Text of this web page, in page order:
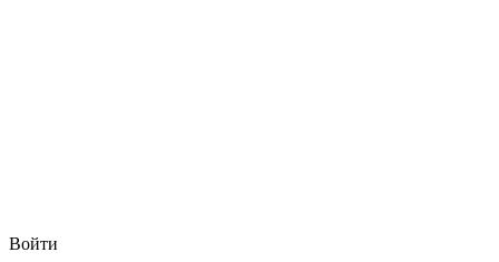
Войти